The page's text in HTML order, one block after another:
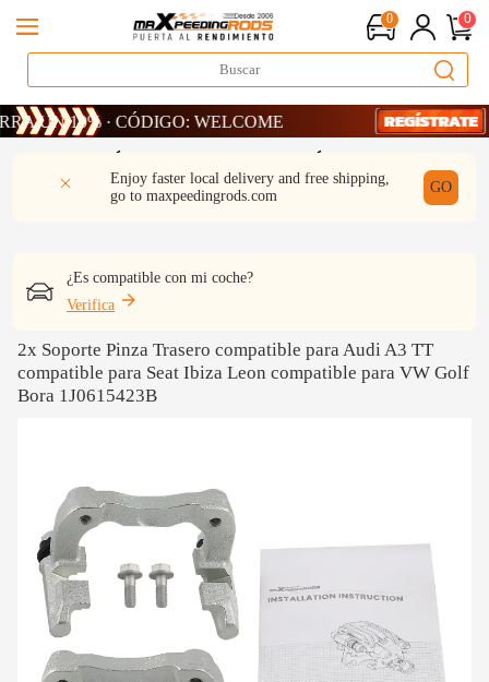
0 0
10% · CÓDIGO: WELCOME
10% · CÓDIGO: WELCOME
10% · CÓDIGO: WELCOME
Enjoy faster local delivery and free shipping,
go to maxpeedingrods.com
GO
¿Es compatible con mi coche?
Verifica
DESCRIPCIÓN REVISIÓN
2x Soporte Pinza Trasero compatible para Audi A3 TT
compatible para Seat Ibiza Leon compatible para VW Golf
Bora 1J0615423B